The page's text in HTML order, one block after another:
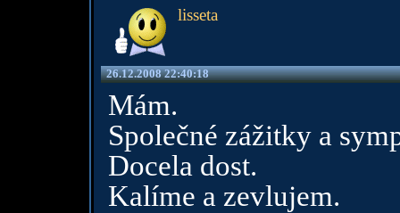
lisseta
26.12.2008 22:40:18
Mám.
Společné zážitky a
Docela dost.
Kalíme a zevlujem.